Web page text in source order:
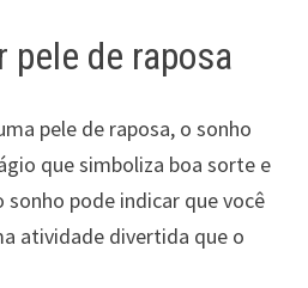
pele de raposa
pele de raposa, o sonho
que simboliza boa sorte e
pode indicar que você
atividade divertida que o